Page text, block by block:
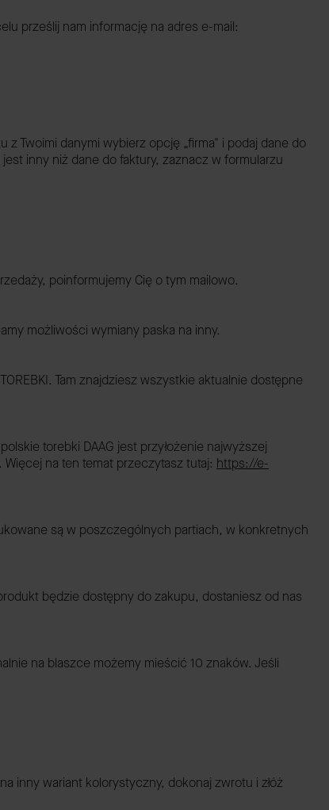
prześlij nam informację na adres e-mail:
z Twoimi danymi wybierz opcję „firma" i podaj dane do
inny niż dane do faktury, zaznacz w formularzu
poinformujemy Cię o tym mailowo.
możliwości wymiany paska na inny.
Tam znajdziesz wszystkie aktualnie dostępne
torebki DAAG jest przyłożenie najwyższej
na ten temat przeczytasz tutaj: https://e-
są w poszczególnych partiach, w konkretnych
będzie dostępny do zakupu, dostaniesz od nas
na blaszce możemy mieścić 10 znaków. Jeśli
inny wariant kolorystyczny, dokonaj zwrotu i złóż